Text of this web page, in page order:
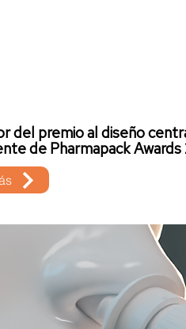
del premio al diseño
de Pharmapack